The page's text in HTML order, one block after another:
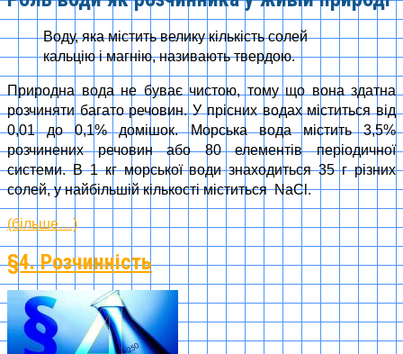
Воду, яка містить велику кількість солей
кальцію і магнію, називають твердою.
Природна вода не буває чистою, тому що вона здатна
розчиняти багато речовин. У прісних водах міститься від
0,01 до 0,1% домішок. Морська вода містить 3,5%
розчинених речовин або 80 елементів періодичної
системи. В 1 кг морської води знаходиться 35 г різних
солей, у найбільшій кількості міститься NaCl.
(більше…)
§4. Розчинність